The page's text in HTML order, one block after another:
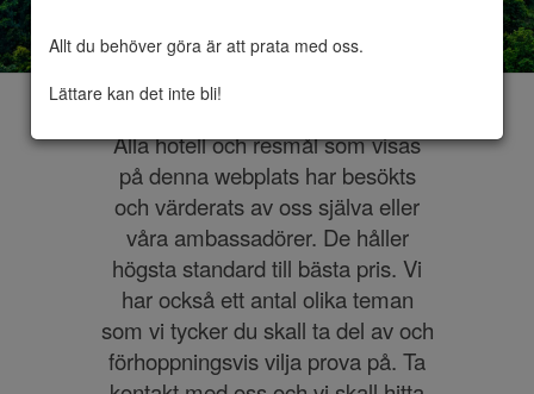
Allt du behöver göra är att prata med oss.
Lättare kan det inte bli!
Alla hotell och resmål som visas
på denna webplats har besökts
och värderats av oss själva eller
våra ambassadörer. De håller
högsta standard till bästa pris. Vi
har också ett antal olika teman
som vi tycker du skall ta del av och
förhoppningsvis vilja prova på. Ta